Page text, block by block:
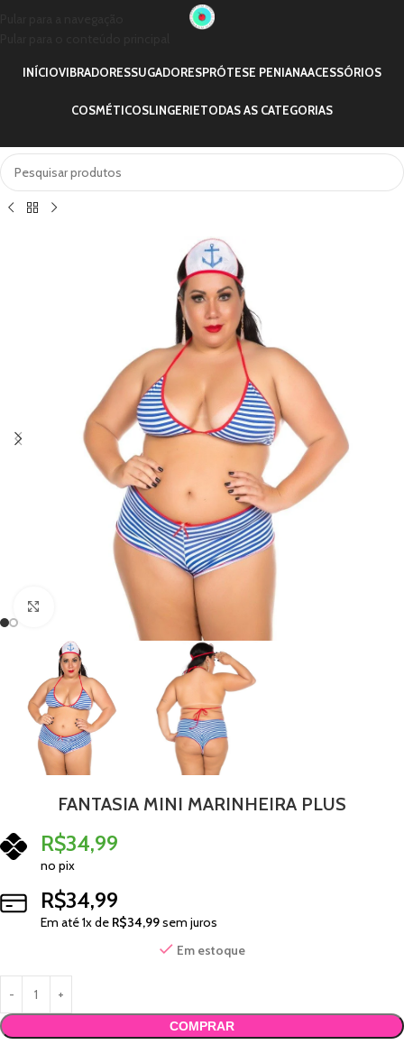
INÍCIOVIBRADORESSUGADORESPRÓTESE PENIANAACESSÓRIOS
COSMÉTICOSLINGERIETODAS AS CATEGORIAS
Clique para ampliar
FANTASIA MINI MARINHEIRA PLUS
R$34,99
no pix
R$34,99
Em até1x de R$34,99sem juros
Em estoque
COMPRAR